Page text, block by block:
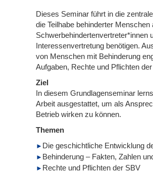
Dieses Seminar führt in die
die Teilhabe behinderter
Schwerbehindertenvertreter*innen
Interessenvertretung benötigen.
von Menschen mit Behinderung
Aufgaben, Rechte und Pflichten
Ziel
In diesem Grundlagenseminar
Arbeit ausgestattet, um als
Betrieb wirken zu können.
Themen
Die geschichtliche Entwicklung
Behinderung – Fakten, Zahlen
Rechte und Pflichten der SBV